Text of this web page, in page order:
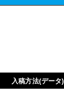
入稿方法(データ)